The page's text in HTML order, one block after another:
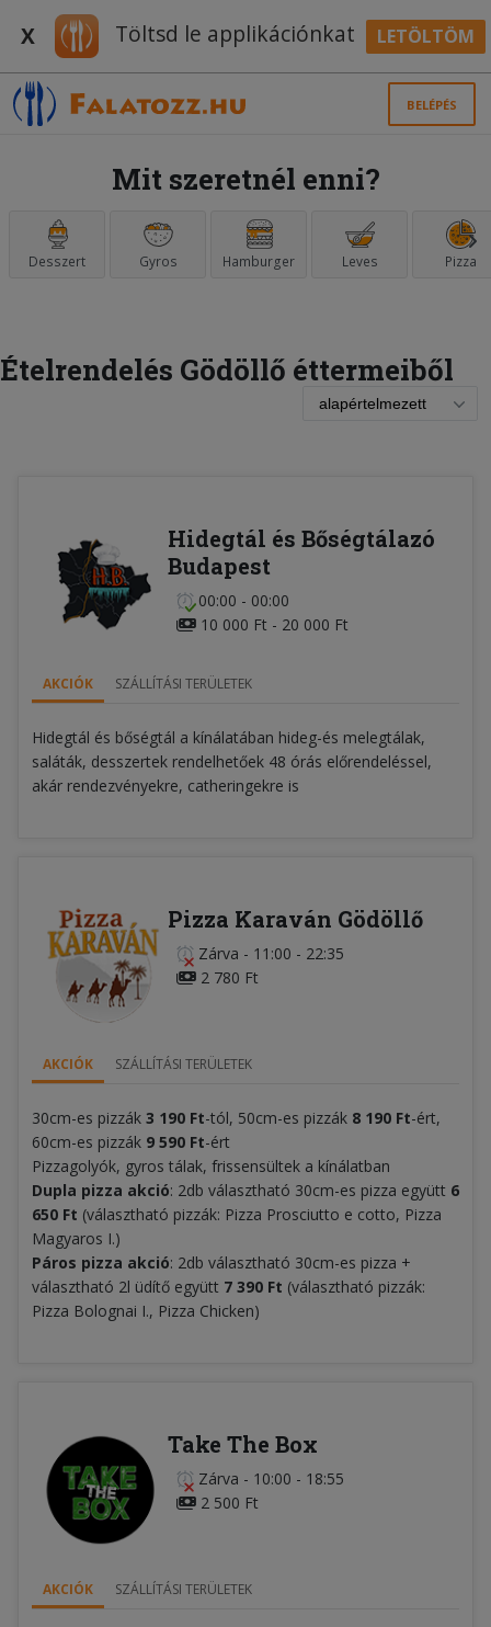
X Töltsd le applikációnkat LETÖLTÖM
BELÉPÉS
Mit szeretnél enni?
Desszert Gyros Hamburger Leves Pizza
Ételrendelés Gödöllő éttermeiből
Hidegtál és Bőségtálazó
Budapest
00:00 - 00:00
10 000 Ft - 20 000 Ft
AKCIÓK SZÁLLÍTÁSI TERÜLETEK
Hidegtál és bőségtál a kínálatában hideg-és melegtálak,
saláták, desszertek rendelhetőek 48 órás előrendeléssel,
akár rendezvényekre, catheringekre is
Pizza Karaván Gödöllő
Zárva - 11:00 - 22:35
2 780 Ft
AKCIÓK SZÁLLÍTÁSI TERÜLETEK
30cm-es pizzák 3 190 Ft-tól, 50cm-es pizzák 8 190 Ft-ért,
60cm-es pizzák 9 590 Ft-ért
Pizzagolyók, gyros tálak, frissensültek a kínálatban
Dupla pizza akció: 2db választható 30cm-es pizza együtt 6
650 Ft (választható pizzák: Pizza Prosciutto e cotto, Pizza
Magyaros I.)
Páros pizza akció: 2db választható 30cm-es pizza +
választható 2l üdítő együtt 7 390 Ft (választható pizzák:
Pizza Bolognai I., Pizza Chicken)
Take The Box
Zárva - 10:00 - 18:55
2 500 Ft
AKCIÓK SZÁLLÍTÁSI TERÜLETEK